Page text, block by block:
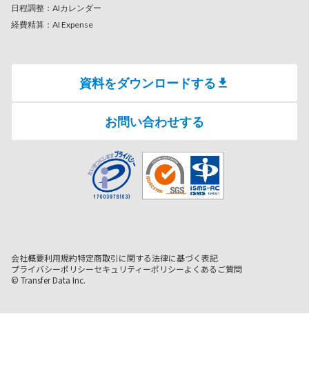
日程調整：AIカレンダー
経費精算：AI Expense
資料をダウンロードする
お問い合わせする
会社概要利用規約特定商取引に関する法律に基づく表記
プライバシーポリシーセキュリティーポリシーよくあるご質問
© Transfer Data Inc.